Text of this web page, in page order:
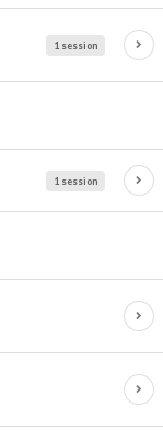
1 session
1 session